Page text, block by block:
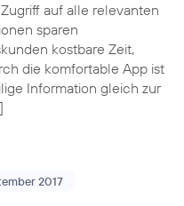
auf alle relevanten
sparen
kostbare Zeit,
die komfortable App ist
Information gleich zur
2017